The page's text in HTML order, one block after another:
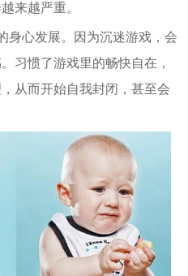
来越严重。
身心发展。因为沉迷游戏，会
习惯了游戏里的畅快自在，
从而开始自我封闭，甚至会